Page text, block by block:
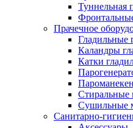
Туннельная
Прачечное
Гладильные
Каландры
Катки
Сушильные
Санитарно-